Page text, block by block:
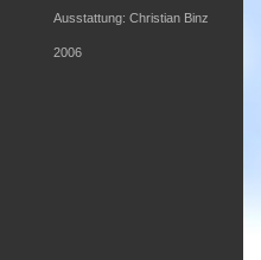
Ausstattung: Christian Binz
2006